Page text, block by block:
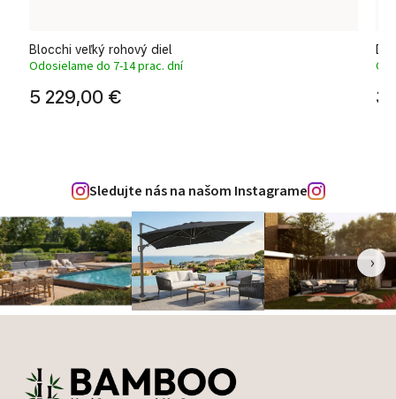
Blocchi veľký rohový diel
Odosielame do 7-14 prac. dní
5 229,00 € 3
Sledujte nás na našom Instagrame
‹ ›